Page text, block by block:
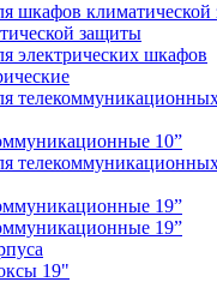
шкафов
защиты
электрических шкафов
10”
19”
19”
19"